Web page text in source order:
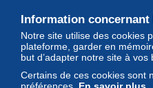
Information concernant
Notre site utilise des cookies
plateforme, garder en
but d’adapter notre site à
Certains de ces cookies sont
préférences. En savoir plus
Français USD